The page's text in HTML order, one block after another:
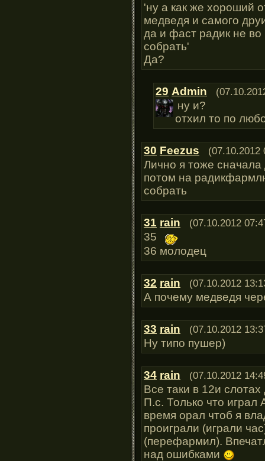
'ну а как же хороший
медведя и самого
да и фаст радик не во
собрать'
Да?
29 Admin
ну и?
отхил то по
30 Feezus (07.10.2012
Лично я тоже
потом на
собрать
31 rain (07.10.2012
35
36 молодец
32 rain (07.10.2012
А почему медведя
33 rain (07.10.2012
Ну типо пушер)
34 rain (07.10.2012
Все таки в 12и
П.с. Только что
время орал чтоб я
проиграли (играли
(перефармил).
над ошибками